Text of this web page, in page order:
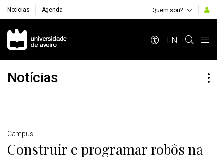
Notícias Agenda Quem sou?
Navegação Principal
EN
Notícias
Detalhes
Campus
Construir e programar robôs na